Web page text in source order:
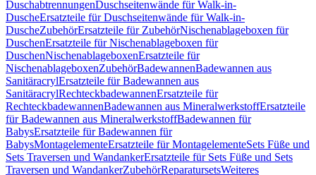
DuschabtrennungenDuschseitenwände für Walk-in-
DuscheErsatzteile für Duschseitenwände für Walk-in-
DuscheZubehörErsatzteile für ZubehörNischenablageboxen für
DuschenErsatzteile für Nischenablageboxen für
DuschenNischenablageboxenErsatzteile für
NischenablageboxenZubehörBadewannenBadewannen aus
SanitäracrylErsatzteile für Badewannen aus
SanitäracrylRechteckbadewannenErsatzteile für
RechteckbadewannenBadewannen aus MineralwerkstoffErsatzteile
für Badewannen aus MineralwerkstoffBadewannen für
BabysErsatzteile für Badewannen für
BabysMontagelementeErsatzteile für MontagelementeSets Füße und
Sets Traversen und WandankerErsatzteile für Sets Füße und Sets
Traversen und WandankerZubehörReparatursetsWeiteres